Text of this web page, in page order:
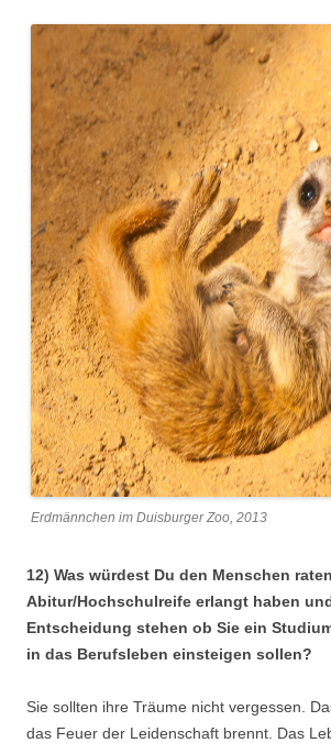
Erdmännchen im Duisburger Zoo, 2013
12) Was würdest Du den Menschen
Abitur/Hochschulreife erlangt haben
Entscheidung stehen ob Sie ein
in das Berufsleben einsteigen sollen?
Sie sollten ihre Träume nicht vergessen.
das Feuer der Leidenschaft brennt. Das